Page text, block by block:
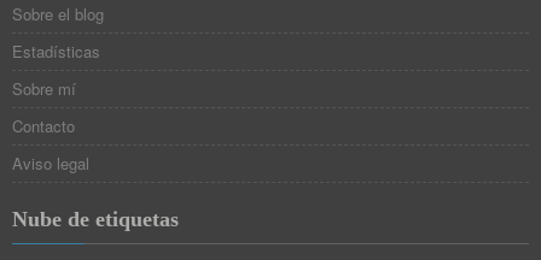
Sobre el blog
Estadísticas
Sobre mí
Contacto
Aviso legal
Nube de etiquetas